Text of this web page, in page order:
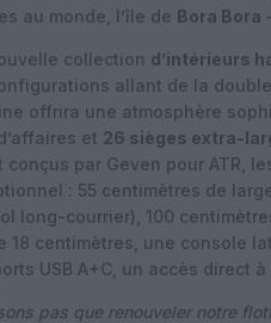
au monde, l’île de Bora Bora
collection d’intérieurs
allant de la
offrira une atmosphère
et 26 sièges extra-
conçus par Geven pour ATR,
: 55 centimètres de
long-courrier), 100
18 centimètres, une console
USB A+C, un accès direct
pas que renouveler notre